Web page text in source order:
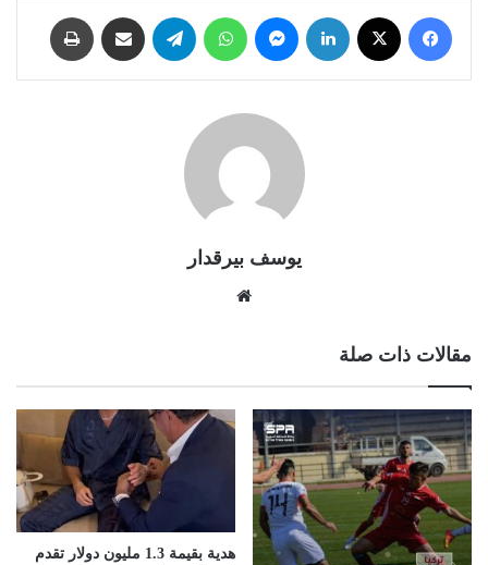
فيسبوك لينكدإن ماسنجر واتساب تيلقرام مشاركة عبر البريد
يوسف بيرقدار
مقالات ذات صلة
هدية بقيمة 1.3 مليون دولار تقدم